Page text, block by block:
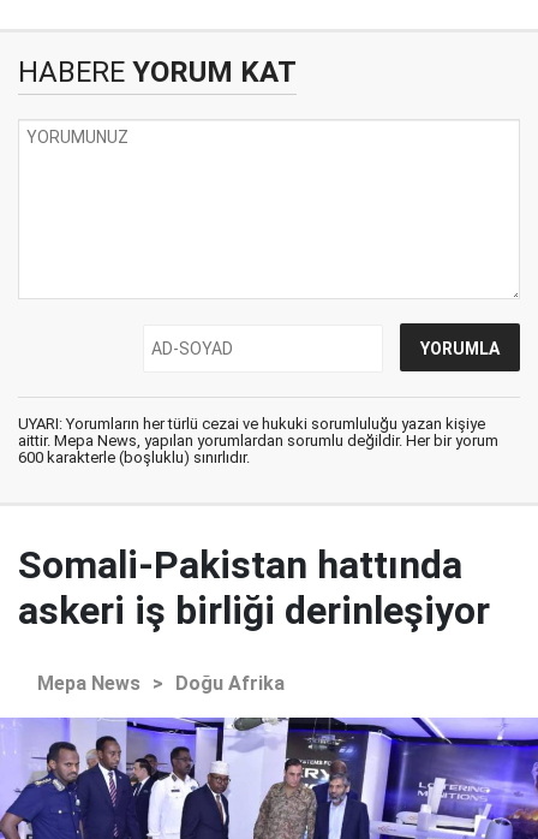
HABERE YORUM KAT
UYARI: Yorumların her türlü cezai ve hukuki sorumluluğu yazan kişiye
aittir. Mepa News, yapılan yorumlardan sorumlu değildir. Her bir yorum
600 karakterle (boşluklu) sınırlıdır.
Somali-Pakistan hattında
askeri iş birliği derinleşiyor
Mepa News > Doğu Afrika